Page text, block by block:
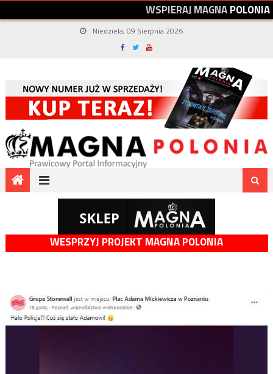
WSPIERAJMAGNAPOLONIA
Niedziela, 09 Sierpnia 2026
WESPRZYJ PROJEKT MAGNA POLONIA